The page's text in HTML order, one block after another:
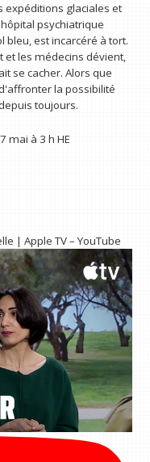
expéditions glaciales et
psychiatrique
bleu, est incarcéré à tort.
et les médecins dévient,
se cacher. Alors que
la possibilité
toujours.
mai à 3 h HE
| Apple TV – YouTube